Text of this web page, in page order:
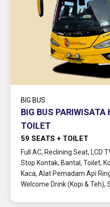
BIG BUS
BIG BUS PARIWISATA
TOILET
59 SEATS + TOILET
Full AC, Reclining Seat, LCD
Stop Kontak, Bantal, Toilet,
Kaca, Alat Pemadam Api
Welcome Drink (Kopi & Teh),